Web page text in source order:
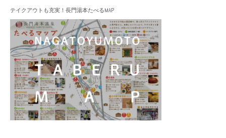
テイクアウトも充実！長門湯本たべるMAP